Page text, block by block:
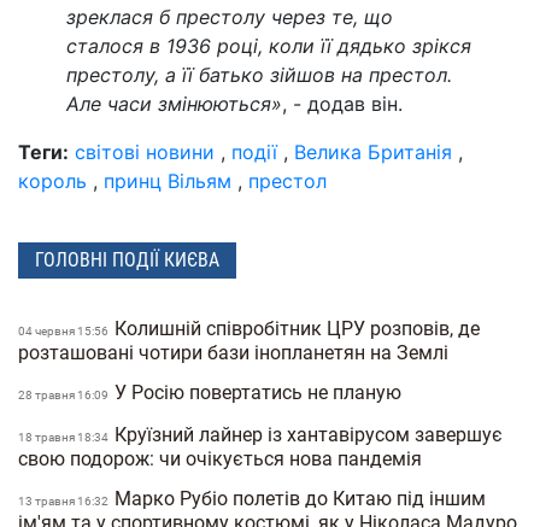
зреклася б престолу через те, що
сталося в 1936 році, коли її дядько зрікся
престолу, а її батько зійшов на престол.
Але часи змінюються», - додав він.
Теги: світові новини , події, Велика Британія ,
король , принц Вільям , престол
ГОЛОВНІ ПОДІЇ КИЄВА
04 червня 15:56
Колишній співробітник ЦРУ розповів, де
розташовані чотири бази інопланетян на Землі
28 травня 16:09 У Росію повертатись не планую
18 травня 18:34 Круїзний лайнер із хантавірусом завершує
свою подорож: чи очікується нова пандемія
13 травня 16:32
Марко Рубіо полетів до Китаю під іншим
ім'ям та у спортивному костюмі, як у Ніколаса Мадуро